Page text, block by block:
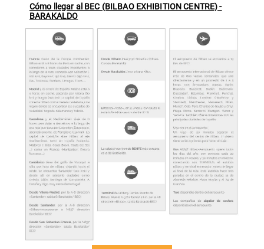
Cómo llegar al BEC (BILBAO EXHIBITION CENTRE) -
BARAKALDO